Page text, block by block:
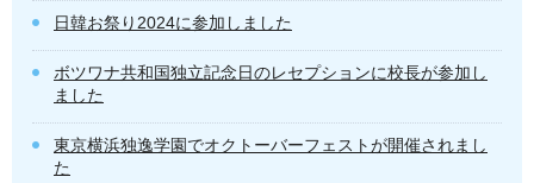
日韓お祭り2024に参加しました
ボツワナ共和国独立記念日のレセプションに校長が参加し
ました
東京横浜独逸学園でオクトーバーフェストが開催されまし
た